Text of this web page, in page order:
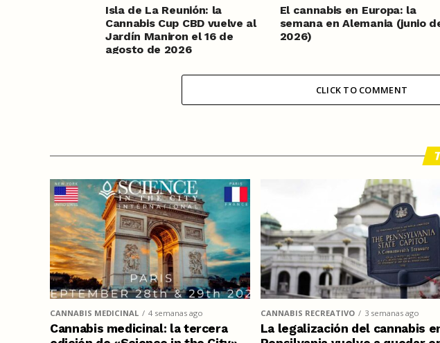
Isla de La Reunión: la
Cannabis Cup CBD vuelve al
Jardín Maniron el 16 de
agosto de 2026
El cannabis en Europa: la
semana en Alemania (junio
2026)
CLICK TO COMMENT
CANNABIS MEDICINAL 4 semanas ago
Cannabis medicinal: la tercera
CANNABIS RECREATIVO 3 semanas ago
La legalización del cannabis